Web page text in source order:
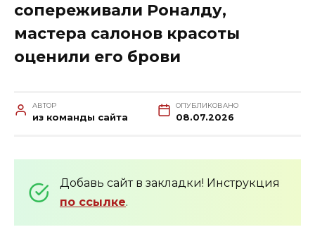
сопереживали Роналду,
мастера салонов красоты
оценили его брови
АВТОР
из команды сайта
ОПУБЛИКОВАНО
08.07.2026
Добавь сайт в закладки! Инструкция
по ссылке.